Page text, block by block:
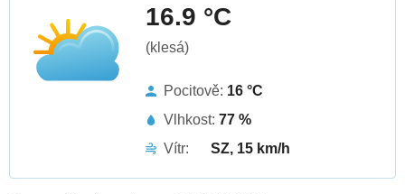
16.9 °C
(klesá)
Pocitově: 16 °C
Vlhkost: 77 %
Vítr:
SZ, 15 km/h